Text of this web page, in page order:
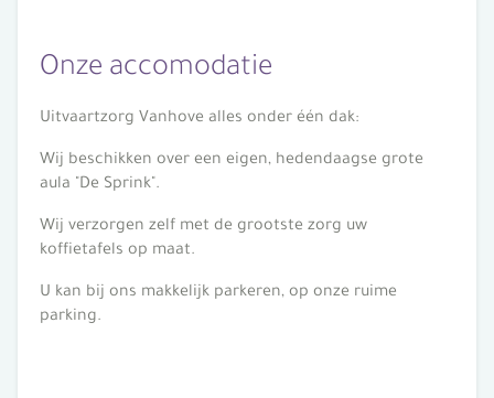
Onze accomodatie
Uitvaartzorg Vanhove alles onder één dak:
Wij beschikken over een eigen, hedendaagse grote
aula "De Sprink".
Wij verzorgen zelf met de grootste zorg uw
koffietafels op maat.
U kan bij ons makkelijk parkeren, op onze ruime
parking.